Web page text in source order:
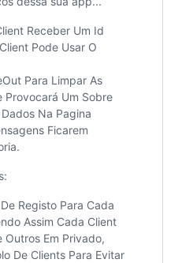
Receber Um Id
Pode Usar O
Para Limpar As
Provocará Um Sobre
Na Pagina
Ficarem
Registo Para Cada
Assim Cada Client
Outros Em Privado,
De Clients Para Evitar